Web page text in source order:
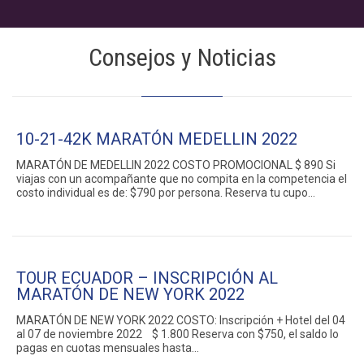
Consejos y Noticias
10-21-42K MARATÓN MEDELLIN 2022
MARATÓN DE MEDELLIN 2022 COSTO PROMOCIONAL $ 890 Si
viajas con un acompañante que no compita en la competencia el
costo individual es de: $790 por persona. Reserva tu cupo…
TOUR ECUADOR – INSCRIPCIÓN AL
MARATÓN DE NEW YORK 2022
MARATÓN DE NEW YORK 2022 COSTO: Inscripción + Hotel del 04
al 07 de noviembre 2022 $ 1.800 Reserva con $750, el saldo lo
pagas en cuotas mensuales hasta…